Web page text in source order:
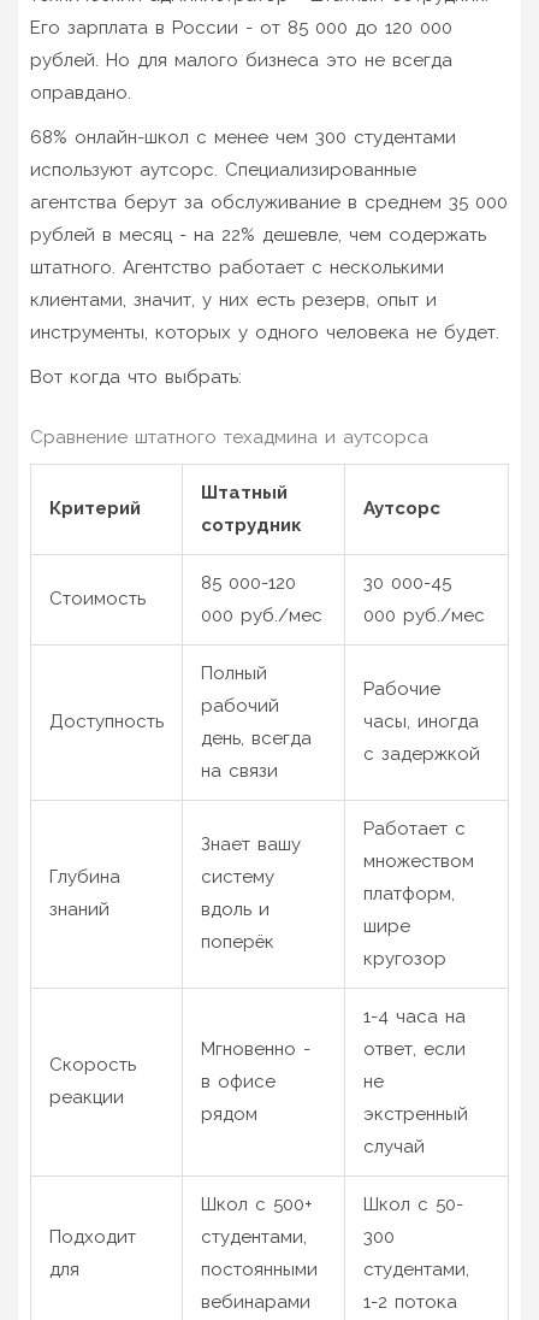
Его зарплата в России - от 85 000 до 120 000
рублей. Но для малого бизнеса это не всегда
оправдано.
68% онлайн-школ с менее чем 300 студентами
используют аутсорс. Специализированные
агентства берут за обслуживание в среднем 35 000
рублей в месяц - на 22% дешевле, чем содержать
штатного. Агентство работает с несколькими
клиентами, значит, у них есть резерв, опыт и
инструменты, которых у одного человека не будет.
Вот когда что выбрать:
Сравнение штатного техадмина и аутсорса
Критерий
Штатный
сотрудник
Аутсорс
Стоимость
85 000-120
000 руб./мес
30 000-45
000 руб./мес
Доступность
Полный
рабочий
день, всегда
на связи
Рабочие
часы, иногда
с задержкой
Глубина
знаний
Знает вашу
систему
вдоль и
поперёк
Работает с
множеством
платформ,
шире
кругозор
Скорость
реакции
Мгновенно -
в офисе
рядом
1-4 часа на
ответ, если
не
экстренный
случай
Подходит
для
Школ с 500+
студентами,
постоянными
вебинарами
Школ с 50-
300
студентами,
1-2 потока